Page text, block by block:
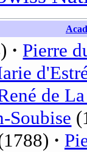
Pierre
de
Soubise